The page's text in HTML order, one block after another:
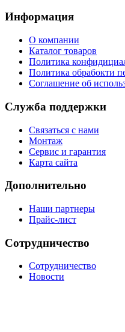
Информация
О компании
Каталог товаров
Политика
Политика обрабокти
Соглашение об
Служба поддержки
Связаться с нами
Монтаж
Сервис и гарантия
Карта сайта
Дополнительно
Наши партнеры
Прайс-лист
Сотрудничество
Сотрудничество
Новости